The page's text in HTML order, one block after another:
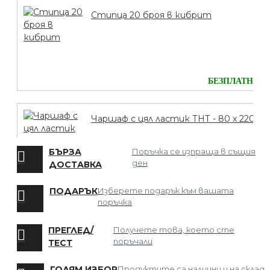
Стипца 20 броя в кибрит
БЕЗПЛАТНО
Чаршаф с цял ластик ТНТ - 80 х 220
БЪРЗА
ДОСТАВКА
Поръчка се изпраща в същия
ден
ПОДАРЪКИзберете подарък към вашата
поръчка
ПРЕГЛЕД/
ТЕСТ
Получете това, което сте
поръчали